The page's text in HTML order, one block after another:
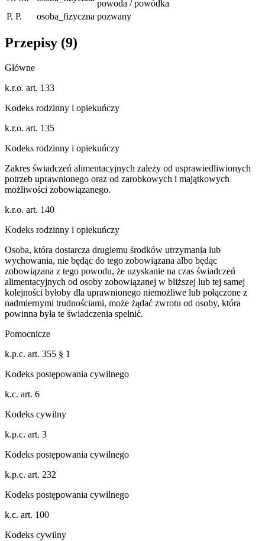
powoda / powódka
P. P.
osoba_fizyczna pozwany
Przepisy (9)
Główne
k.r.o. art. 133
Kodeks rodzinny i opiekuńczy
k.r.o. art. 135
Kodeks rodzinny i opiekuńczy
Zakres świadczeń alimentacyjnych zależy od usprawiedliwionych
potrzeb uprawnionego oraz od zarobkowych i majątkowych
możliwości zobowiązanego.
k.r.o. art. 140
Kodeks rodzinny i opiekuńczy
Osoba, która dostarcza drugiemu środków utrzymania lub
wychowania, nie będąc do tego zobowiązana albo będąc
zobowiązana z tego powodu, że uzyskanie na czas świadczeń
alimentacyjnych od osoby zobowiązanej w bliższej lub tej samej
kolejności byłoby dla uprawnionego niemożliwe lub połączone z
nadmiernymi trudnościami, może żądać zwrotu od osoby, która
powinna była te świadczenia spełnić.
Pomocnicze
k.p.c. art. 355 § 1
Kodeks postępowania cywilnego
k.c. art. 6
Kodeks cywilny
k.p.c. art. 3
Kodeks postępowania cywilnego
k.p.c. art. 232
Kodeks postępowania cywilnego
k.c. art. 100
Kodeks cywilny